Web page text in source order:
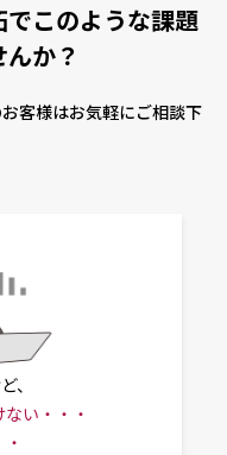
このような課題
か？
客様はお気軽にご相談下
、
い・・・